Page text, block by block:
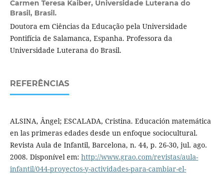
Carmen Teresa Kaiber, Universidade Luterana do
Brasil, Brasil.
Doutora em Ciências da Educação pela Universidade
Pontifícia de Salamanca, Espanha. Professora da
Universidade Luterana do Brasil.
REFERÊNCIAS
ALSINA, Ângel; ESCALADA, Cristina. Educación matemática
en las primeras edades desde un enfoque sociocultural.
Revista Aula de Infantil, Barcelona, n. 44, p. 26-30, jul. ago.
2008. Disponível em: http://www.grao.com/revistas/aula-
infantil/044-proyectos-y-actividades-para-cambiar-el-